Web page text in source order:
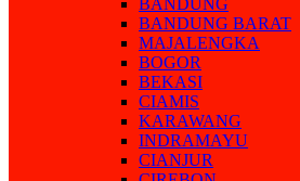
BANDUNG
BANDUNG BARAT
MAJALENGKA
BOGOR
BEKASI
CIAMIS
KARAWANG
INDRAMAYU
CIANJUR